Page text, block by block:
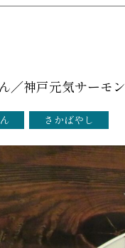
／神戸元気サーモン
さかばやし